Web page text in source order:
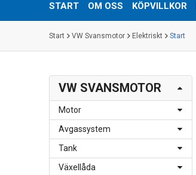
START OM OSS KÖPVILLKOR
Start VW Svansmotor Elektriskt Start
VW SVANSMOTOR
Motor
Avgassystem
Tank
Växellåda